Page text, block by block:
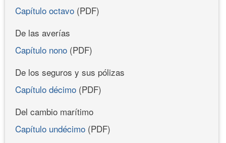
Capítulo octavo (PDF)
De las averías
Capítulo nono (PDF)
De los seguros y sus pólizas
Capítulo décimo (PDF)
Del cambio marítimo
Capítulo undécimo (PDF)